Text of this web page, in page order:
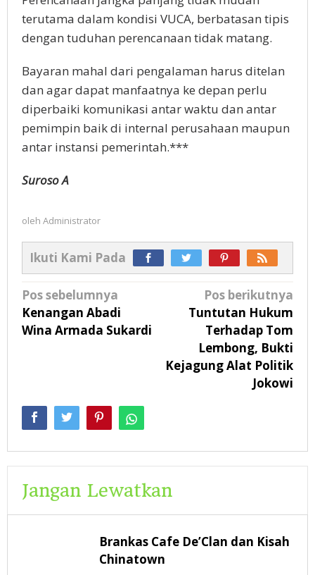
terutama dalam kondisi VUCA, berbatasan tipis
dengan tuduhan perencanaan tidak matang.
Bayaran mahal dari pengalaman harus ditelan
dan agar dapat manfaatnya ke depan perlu
diperbaiki komunikasi antar waktu dan antar
pemimpin baik di internal perusahaan maupun
antar instansi pemerintah.***
Suroso A
oleh Administrator
Ikuti Kami Pada
Navigasi
pos
Pos sebelumnya
Kenangan Abadi
Wina Armada Sukardi
Pos berikutnya
Tuntutan Hukum
Terhadap Tom
Lembong, Bukti
Kejagung Alat Politik
Jokowi
Jangan Lewatkan
Brankas Cafe De’Clan dan Kisah
Chinatown